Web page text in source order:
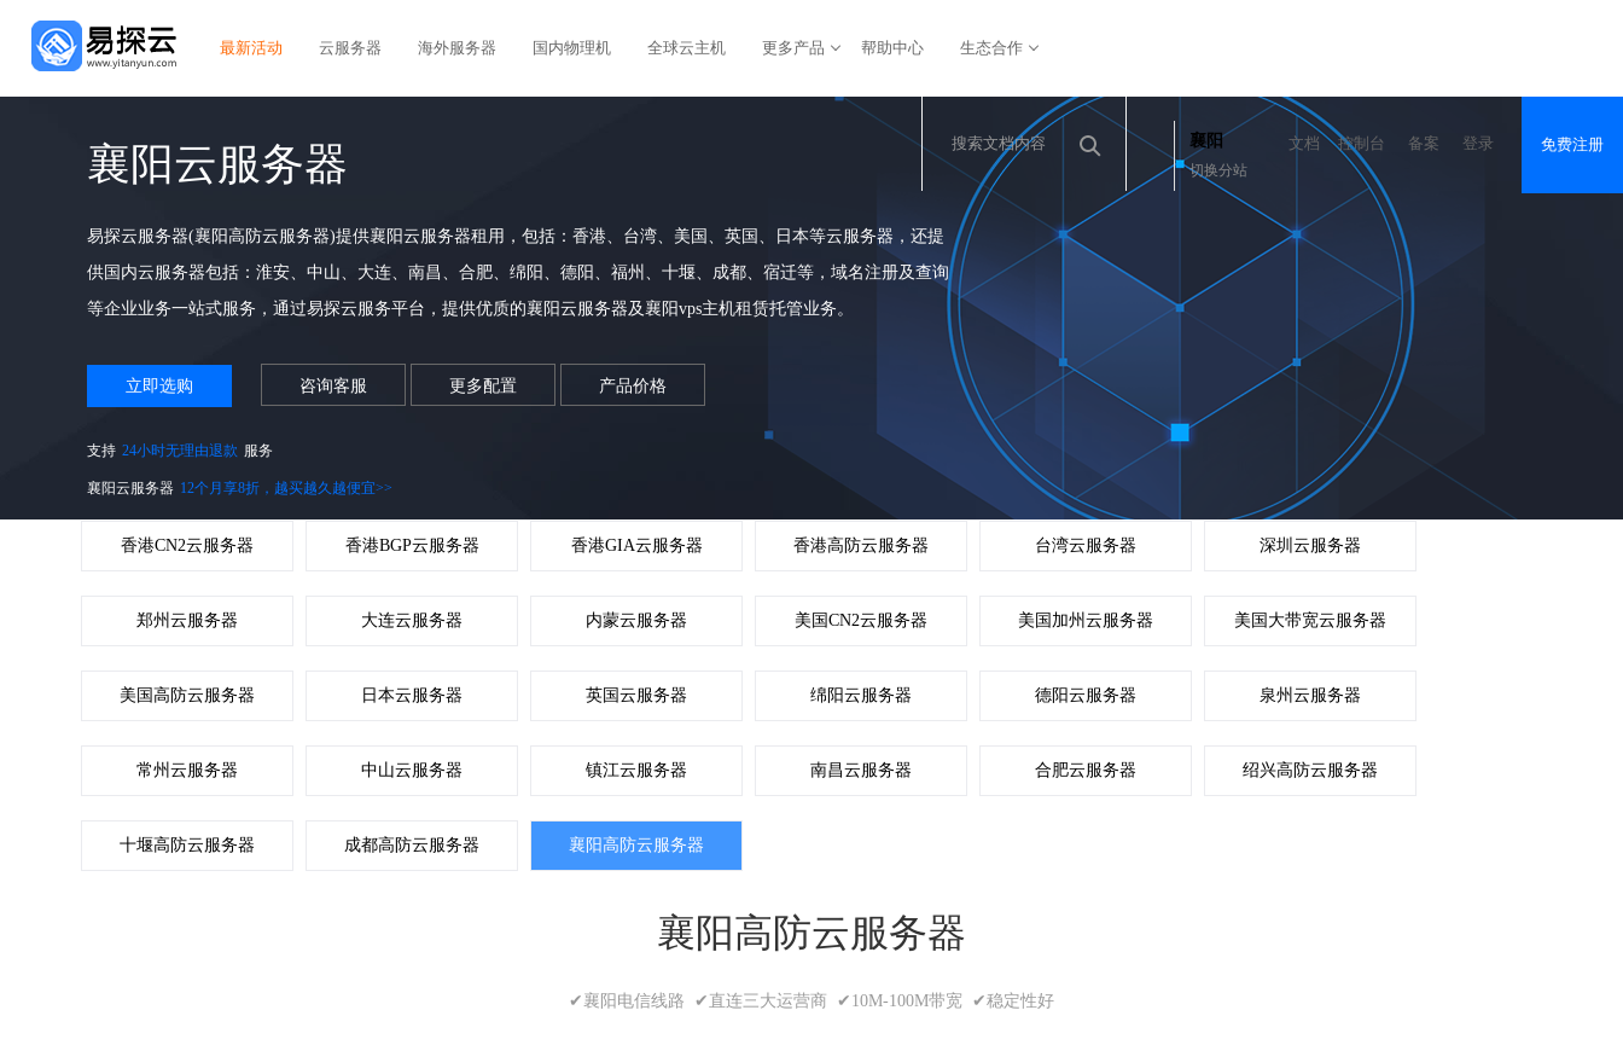
最新活动 云服务器 海外服务器 国内物理机 全球云主机 更多产品 帮助中心 生态合作
搜索文档内容 襄阳
切换分站
文档 控制台 备案 免费注册
登录
襄阳云服务器
易探云服务器(襄阳高防云服务器)提供襄阳云服务器租用，包括：香港、台湾、美国、英国、日本等云服务器，还提
供国内云服务器包括：淮安、中山、大连、南昌、合肥、绵阳、德阳、福州、十堰、成都、宿迁等，域名注册及查询
等企业业务一站式服务，通过易探云服务平台，提供优质的襄阳云服务器及襄阳vps主机租赁托管业务。
立即选购 咨询客服 更多配置 产品价格
支持 24小时无理由退款 服务
襄阳云服务器 12个月享8折，越买越久越便宜>>
香港CN2云服务器 香港BGP云服务器 香港GIA云服务器 香港高防云服务器 台湾云服务器 深圳云服务器
郑州云服务器 大连云服务器 内蒙云服务器 美国CN2云服务器 美国加州云服务器 美国大带宽云服务器
美国高防云服务器 日本云服务器 英国云服务器 绵阳云服务器 德阳云服务器 泉州云服务器
常州云服务器 中山云服务器 镇江云服务器 南昌云服务器 合肥云服务器 绍兴高防云服务器
十堰高防云服务器 成都高防云服务器 襄阳高防云服务器
襄阳高防云服务器
✔襄阳电信线路 ✔直连三大运营商 ✔10M-100M带宽 ✔稳定性好